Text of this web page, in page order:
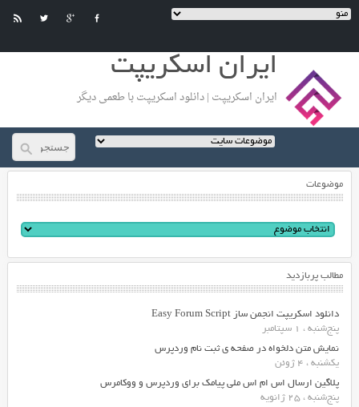
ایران اسکریپت
ایران اسکریپت | دانلود اسکریپت با طعمی دیگر
موضوعات
مطالب پربازدید
دانلود اسکریپت انجمن ساز Easy Forum Script
پنج‌شنبه ، 1 سپتامبر
نمایش متن دلخواه در صفحه ی ثبت نام وردپرس
یکشنبه ، 4 ژوئن
پلاگین ارسال اس ام اس ملی پیامک برای وردپرس و ووکامرس
پنج‌شنبه ، 25 ژانویه